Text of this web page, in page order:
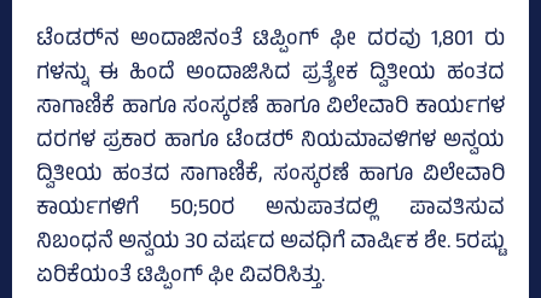
ಟೆಂಡರ್‍‌ನ ಅಂದಾಜಿನಂತೆ ಟಿಪ್ಪಿಂಗ್‌ ಫೀ ದರವು 1,801 ರು
ಗಳನ್ನು ಈ ಹಿಂದೆ ಅಂದಾಜಿಸಿದ ಪ್ರತ್ಯೇಕ ದ್ವಿತೀಯ ಹಂತದ
ಸಾಗಾಣಿಕೆ ಹಾಗೂ ಸಂಸ್ಕರಣೆ ಹಾಗೂ ವಿಲೇವಾರಿ ಕಾರ್ಯಗಳ
ದರಗಳ ಪ್ರಕಾರ ಹಾಗೂ ಟೆಂಡರ್‍‌ ನಿಯಮಾವಳಿಗಳ ಅನ್ವಯ
ದ್ವಿತೀಯ ಹಂತದ ಸಾಗಾಣಿಕೆ, ಸಂಸ್ಕರಣೆ ಹಾಗೂ ವಿಲೇವಾರಿ
ಕಾರ್ಯಗಳಿಗೆ 50;50ರ ಅನುಪಾತದಲ್ಲಿ ಪಾವತಿಸುವ
ನಿಬಂಧನೆ ಅನ್ವಯ 30 ವರ್ಷದ ಅವಧಿಗೆ ವಾರ್ಷಿಕ ಶೇ. 5ರಷ್ಟು
ಏರಿಕೆಯಂತೆ ಟಿಪ್ಪಿಂಗ್ ಫೀ ವಿವರಿಸಿತ್ತು.